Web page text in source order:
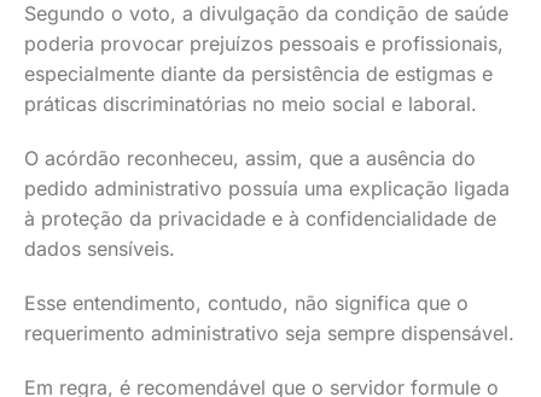
Segundo o voto, a divulgação da condição de saúde
poderia provocar prejuízos pessoais e profissionais,
especialmente diante da persistência de estigmas e
práticas discriminatórias no meio social e laboral.
O acórdão reconheceu, assim, que a ausência do
pedido administrativo possuía uma explicação ligada
à proteção da privacidade e à confidencialidade de
dados sensíveis.
Esse entendimento, contudo, não significa que o
requerimento administrativo seja sempre dispensável.
Em regra, é recomendável que o servidor formule o